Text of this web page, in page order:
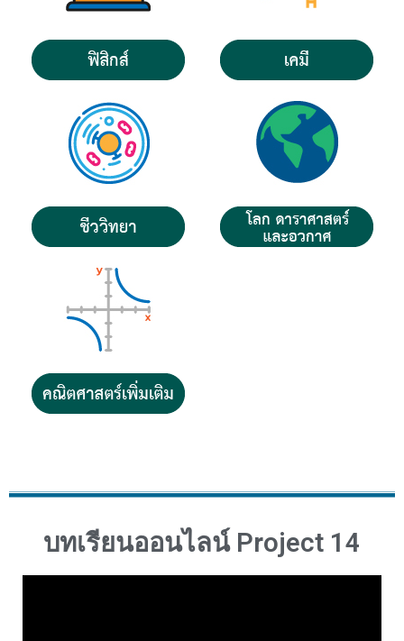
บทเรียนออนไลน์ Project 14